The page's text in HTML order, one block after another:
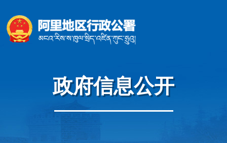
政府信息公开